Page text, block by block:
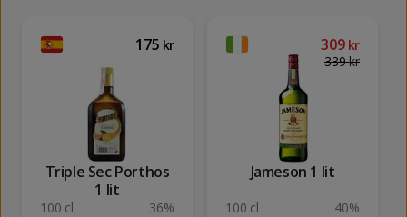
175 kr
Triple Sec Porthos
1 lit
100 cl 36%
309 kr
339kr
Jameson 1 lit
100 cl 40%